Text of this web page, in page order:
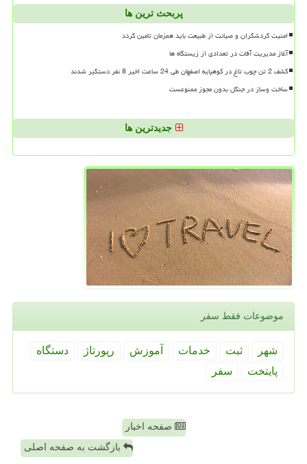
پربحث ترین ها
امنیت گردشگران و صیانت از طبیعت باید همزمان تامین گردد
آغاز مدیریت آفات در تعدادی از زیستگاه ها
کشف 2 تن چوب تاغ در کوهپایه اصفهان طی 24 ساعت اخیر 8 نفر دستگیر شدند
ساخت وساز در جنگل بدون مجوز ممنوعست
جدیدترین ها
موضوعات فقط سفر
شهر ثبت خدمات آموزش رپورتاژ
دستگاه
پایتخت
سفر
صفحه اخبار
بازگشت به صفحه اصلی